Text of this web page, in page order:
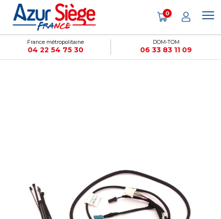
France métropolitaine
04 22 54 75 30
DOM-TOM
06 33 83 11 09
0
Panneau de gestion des cookies